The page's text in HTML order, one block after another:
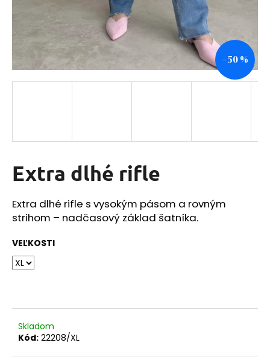
Extra dlhé rifle
Extra dlhé rifle s vysokým pásom a rovným
strihom – nadčasový základ šatníka.
VEĽKOSTI
Skladom
Kód: 22208/XL
–50 %
á
j
ť
?
HĽADAŤ
d
p
r
ú
č
e